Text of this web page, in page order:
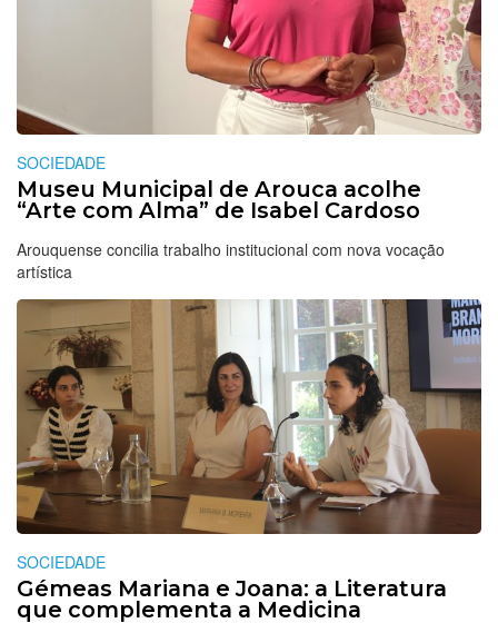
SOCIEDADE
Museu Municipal de Arouca acolhe
“Arte com Alma” de Isabel Cardoso
Arouquense concilia trabalho institucional com nova vocação
artística
SOCIEDADE
Gémeas Mariana e Joana: a Literatura
que complementa a Medicina